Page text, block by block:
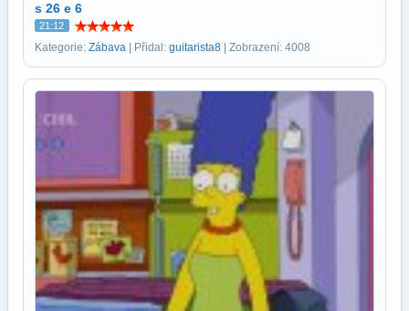
s 26 e 6
21:12
Kategorie: Zábava | Přidal: guitarista8 | Zobrazení: 4008